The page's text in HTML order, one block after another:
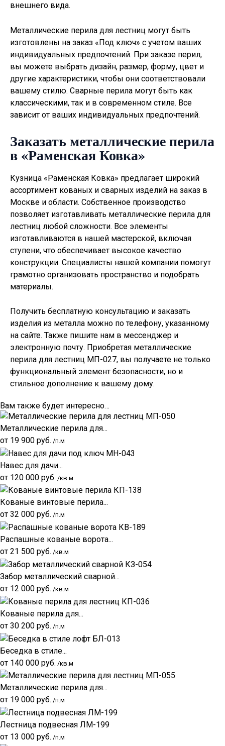
внешнего вида.
Металлические перила для лестниц могут быть
изготовлены на заказ «Под ключ» с учетом ваших
индивидуальных предпочтений. При заказе перил,
вы можете выбрать дизайн, размер, форму, цвет и
другие характеристики, чтобы они соответствовали
вашему стилю. Сварные перила могут быть как
классическими, так и в современном стиле. Все
зависит от ваших индивидуальных предпочтений.
Заказать металлические перила
в «Раменская Ковка»
Кузница «Раменская Ковка» предлагает широкий
ассортимент кованых и сварных изделий на заказ в
Москве и области. Собственное производство
позволяет изготавливать металлические перила для
лестниц любой сложности. Все элементы
изготавливаются в нашей мастерской, включая
ступени, что обеспечивает высокое качество
конструкции. Специалисты нашей компании помогут
грамотно организовать пространство и подобрать
материалы.
Получить бесплатную консультацию и заказать
изделия из металла можно по телефону, указанному
на сайте. Также пишите нам в мессенджер и
электронную почту. Приобретая металлические
перила для лестниц МП-027, вы получаете не только
функциональный элемент безопасности, но и
стильное дополнение к вашему дому.
Вам также будет интересно…
Металлические перила для...
от 19 900 руб. /п.м
Навес для дачи...
от 120 000 руб. /кв.м
Кованые винтовые перила...
от 32 000 руб. /п.м
Распашные кованые ворота...
от 21 500 руб. /кв.м
Забор металлический сварной...
от 12 000 руб. /кв.м
Кованые перила для...
от 30 200 руб. /п.м
Беседка в стиле...
от 140 000 руб. /кв.м
Металлические перила для...
от 19 000 руб. /п.м
Лестница подвесная ЛМ-199
от 13 000 руб. /п.м